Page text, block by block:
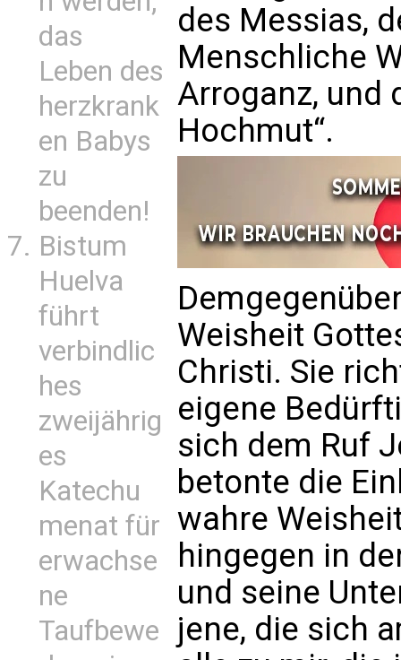
das
Leben des
herzkrank
en Babys
zu
beenden!
Bistum
Huelva
führt
verbindlic
hes
zweijährig
es
Katechu
menat für
erwachse
ne
Taufbewe
des Messias,
Menschliche
Arroganz, und
Hochmut“.
Weisheit
Christi. Sie
eigene
sich dem Ruf
betonte die
wahre
hingegen in
und seine
jene, die sich